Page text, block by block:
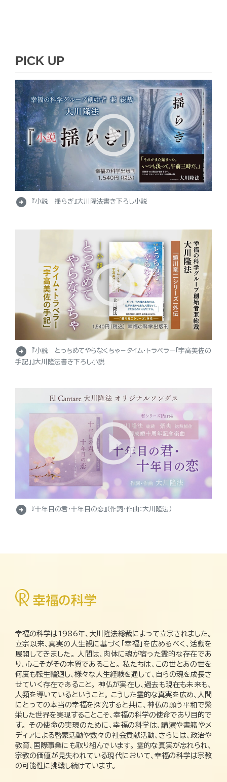
PICK UP
arrow_circle_right 『小説 揺らぎ』大川隆法書き下ろし小説
arrow_circle_right
『小説 とっちめてやらなくちゃ－タイム・トラベラー「宇高美佐の
手記」』大川隆法書き下ろし小説
arrow_circle_right 『十年目の君・十年目の恋』（作詞・作曲：大川隆法）
幸福の科学は1986年、大川隆法総裁によって立宗されました。
立宗以来、真実の人生観に基づく「幸福」を広めるべく、活動を
展開してきました。 人間は、肉体に魂が宿った霊的な存在であ
り、心こそがその本質であること。 私たちは、この世とあの世を
何度も転生輪廻し、様々な人生経験を通して、自らの魂を成長さ
せていく存在であること。 神仏が実在し、過去も現在も未来も、
人類を導いているということ。 こうした霊的な真実を広め、人間
にとっての本当の幸福を探究すると共に、神仏の願う平和で繁
栄した世界を実現することこそ、幸福の科学の使命であり目的で
す。 その使命の実現のために、幸福の科学は、講演や書籍やメ
ディアによる啓蒙活動や数々の社会貢献活動、さらには、政治や
教育、国際事業にも取り組んでいます。 霊的な真実が忘れられ、
宗教の価値が見失われている現代において、幸福の科学は宗教
の可能性に挑戦し続けています。